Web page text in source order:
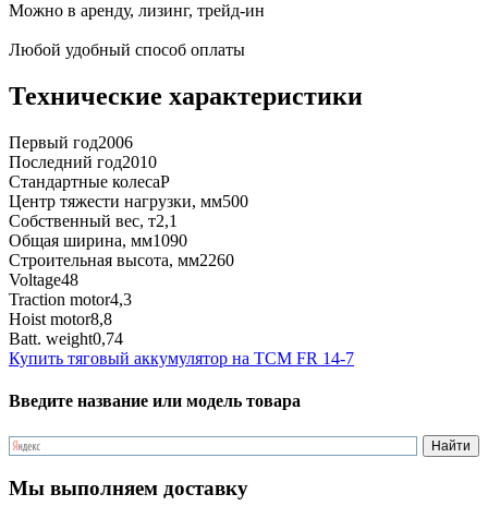
Можно в аренду, лизинг, трейд-ин
Любой удобный способ оплаты
Технические характеристики
Первый год2006
Последний год2010
Стандартные колесаP
Центр тяжести нагрузки, мм500
Собственный вес, т2,1
Общая ширина, мм1090
Строительная высота, мм2260
Voltage48
Traction motor4,3
Hoist motor8,8
Batt. weight0,74
Купить тяговый аккумулятор на TCM FR 14-7
Введите название или модель товара
Мы выполняем доставку